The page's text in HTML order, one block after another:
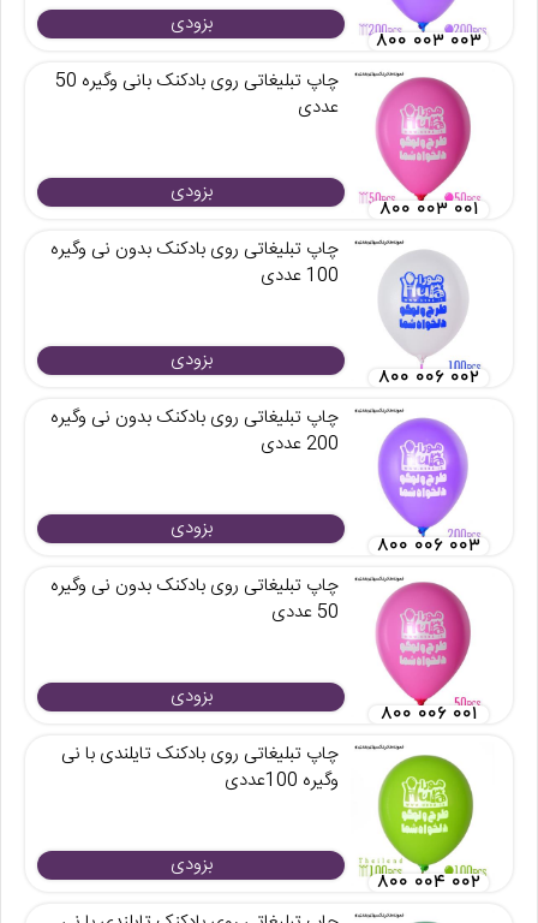
بزودی
۸۰۰ ۰۰۳ ۰۰۳
چاپ تبلیغاتی روی بادکنک بانی وگیره 50
عددی
بزودی
۸۰۰ ۰۰۳ ۰۰۱
چاپ تبلیغاتی روی بادکنک بدون نی وگیره
100 عددی
بزودی
۸۰۰ ۰۰۶ ۰۰۲
چاپ تبلیغاتی روی بادکنک بدون نی وگیره
200 عددی
بزودی
۸۰۰ ۰۰۶ ۰۰۳
چاپ تبلیغاتی روی بادکنک بدون نی وگیره
50 عددی
بزودی
۸۰۰ ۰۰۶ ۰۰۱
چاپ تبلیغاتی روی بادکنک تایلندی با نی
وگیره 100عددی
بزودی
۸۰۰ ۰۰۴ ۰۰۲